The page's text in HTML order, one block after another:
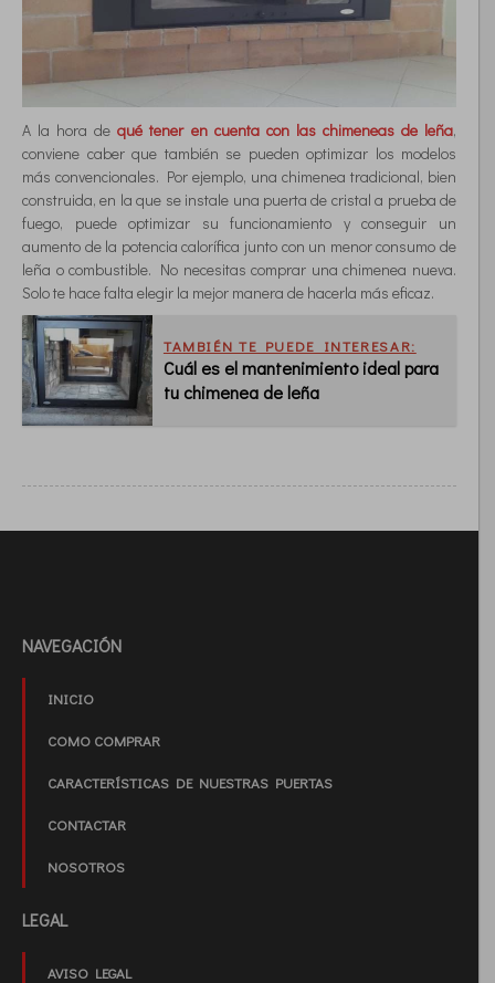
A la hora dequé tener en cuenta con las chimeneas de leña,
conviene caber que también se pueden optimizar los modelos
más convencionales. Por ejemplo, una chimenea tradicional, bien
construida, en la que se instale una puerta de cristal a prueba de
fuego, puede optimizar su funcionamiento y conseguir un
aumento de la potencia calorífica junto con un menor consumo de
leña o combustible. No necesitas comprar una chimenea nueva.
Solo te hace falta elegir la mejor manera de hacerla más eficaz.
TAMBIÉN TE PUEDE INTERESAR:
Cuál es el mantenimiento ideal para
tu chimenea de leña
NAVEGACIÓN
INICIO
COMO COMPRAR
CARACTERÍSTICAS DE NUESTRAS PUERTAS
CONTACTAR
NOSOTROS
LEGAL
AVISO LEGAL